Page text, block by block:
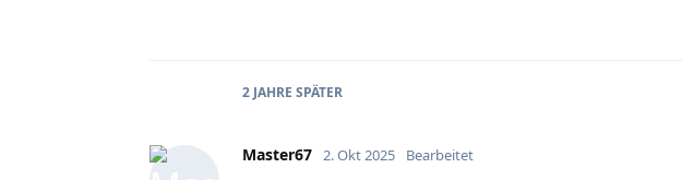
2 JAHRE SPÄTER
Master67 2. Okt 2025 Bearbeitet